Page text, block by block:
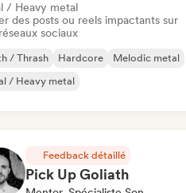
/ Heavy metal
des posts ou reels impactants sur
sociaux
/ Thrash Hardcore
Melodic metal
/ Heavy metal
Feedback détaillé
Pick Up Goliath